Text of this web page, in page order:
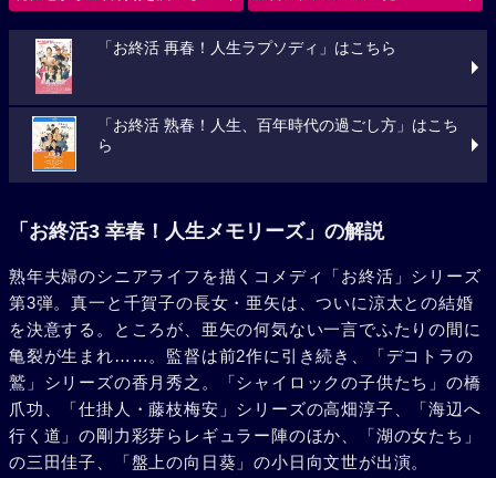
「お終活 再春！人生ラプソディ」はこちら
「お終活 熟春！人生、百年時代の過ごし方」はこち
ら
「お終活3 幸春！人生メモリーズ」の解説
熟年夫婦のシニアライフを描くコメディ「お終活」シリーズ
第3弾。真一と千賀子の長女・亜矢は、ついに涼太との結婚
を決意する。ところが、亜矢の何気ない一言でふたりの間に
亀裂が生まれ……。監督は前2作に引き続き、「デコトラの
鷲」シリーズの香月秀之。「シャイロックの子供たち」の橋
爪功、「仕掛人・藤枝梅安」シリーズの高畑淳子、「海辺へ
行く道」の剛力彩芽らレギュラー陣のほか、「湖の女たち」
の三田佳子、「盤上の向日葵」の小日向文世が出演。